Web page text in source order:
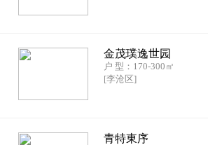
金茂璞逸世园
户 型：170-300㎡
[李沧区]
青特東序